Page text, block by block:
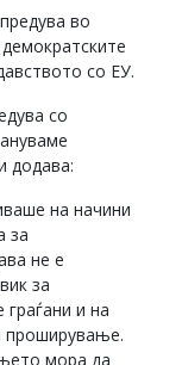
во
со ЕУ.
со
додава:
на начини
за
не е
за
и на
проширување.
мора да